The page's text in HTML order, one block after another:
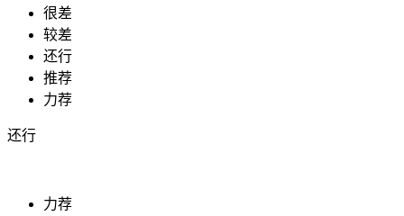
很差
较差
还行
推荐
力荐
还行
力荐